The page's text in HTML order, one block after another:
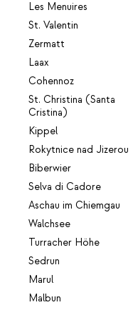
Les Menuires
St. Valentin
Zermatt
Laax
Cohennoz
St. Christina (Santa
Cristina)
Kippel
Rokytnice nad Jizerou
Biberwier
Selva di Cadore
Aschau im Chiemgau
Walchsee
Turracher Höhe
Sedrun
Marul
Malbun